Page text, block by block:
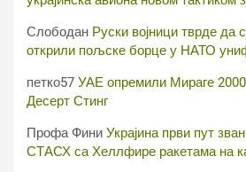
Слободан Руски војници тврде да
открили пољске борце у НАТО
петко57 УАЕ опремили Мираге
Десерт Стинг
Профа Фини Украјина први пут
СТАСХ са Хеллфире ракетама на